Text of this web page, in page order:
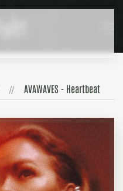
AVAWAVES - Heartbeat